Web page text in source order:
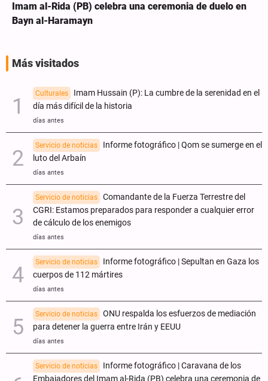
Imam al-Rida (PB) celebra una ceremonia de duelo en
Bayn al-Haramayn
Más visitados
Culturales
Imam Hussain (P): La cumbre de la serenidad en el
día más difícil de la historia
días antes
Servicio de noticias
Informe fotográfico | Qom se sumerge en el
luto del Arbaín
días antes
Servicio de noticias
Comandante de la Fuerza Terrestre del
CGRI: Estamos preparados para responder a cualquier error
de cálculo de los enemigos
días antes
Servicio de noticias
Informe fotográfico | Sepultan en Gaza los
cuerpos de 112 mártires
días antes
Servicio de noticias
ONU respalda los esfuerzos de mediación
para detener la guerra entre Irán y EEUU
días antes
Servicio de noticias
Informe fotográfico | Caravana de los